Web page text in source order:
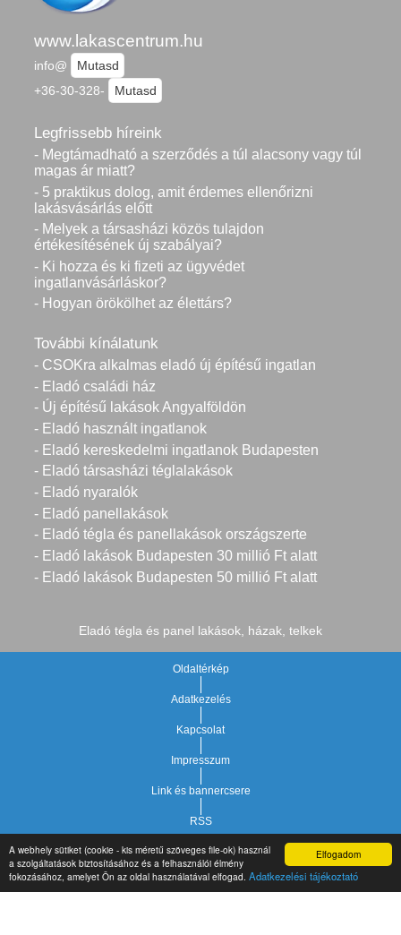
Elfogadom
A webhely sütiket (cookie - kis méretű szöveges file-ok) használ
a szolgáltatások biztosításához és a felhasználói élmény
fokozásához, amelyet Ön az oldal használatával elfogad. Adatkezelési tájékoztató
www.lakascentrum.hu
info@
Mutasd
+36-30-328-
Mutasd
Legfrissebb híreink
- Megtámadható a szerződés a túl alacsony vagy túl
magas ár miatt?
- 5 praktikus dolog, amit érdemes ellenőrizni
lakásvásárlás előtt
- Melyek a társasházi közös tulajdon
értékesítésének új szabályai?
- Ki hozza és ki fizeti az ügyvédet
ingatlanvásárláskor?
- Hogyan örökölhet az élettárs?
További kínálatunk
- CSOKra alkalmas eladó új építésű ingatlan
- Eladó családi ház
- Új építésű lakások Angyalföldön
- Eladó használt ingatlanok
- Eladó kereskedelmi ingatlanok Budapesten
- Eladó társasházi téglalakások
- Eladó nyaralók
- Eladó panellakások
- Eladó tégla és panellakások országszerte
- Eladó lakások Budapesten 30 millió Ft alatt
- Eladó lakások Budapesten 50 millió Ft alatt
Eladó tégla és panel lakások, házak, telkek
Oldaltérkép
Adatkezelés
Kapcsolat
Impresszum
Link és bannercsere
RSS
Copyright © 2021.Vár-Köz Kft. - Ingatlan nyilvántartó, ügyviteli és
adminisztrációs szoftver